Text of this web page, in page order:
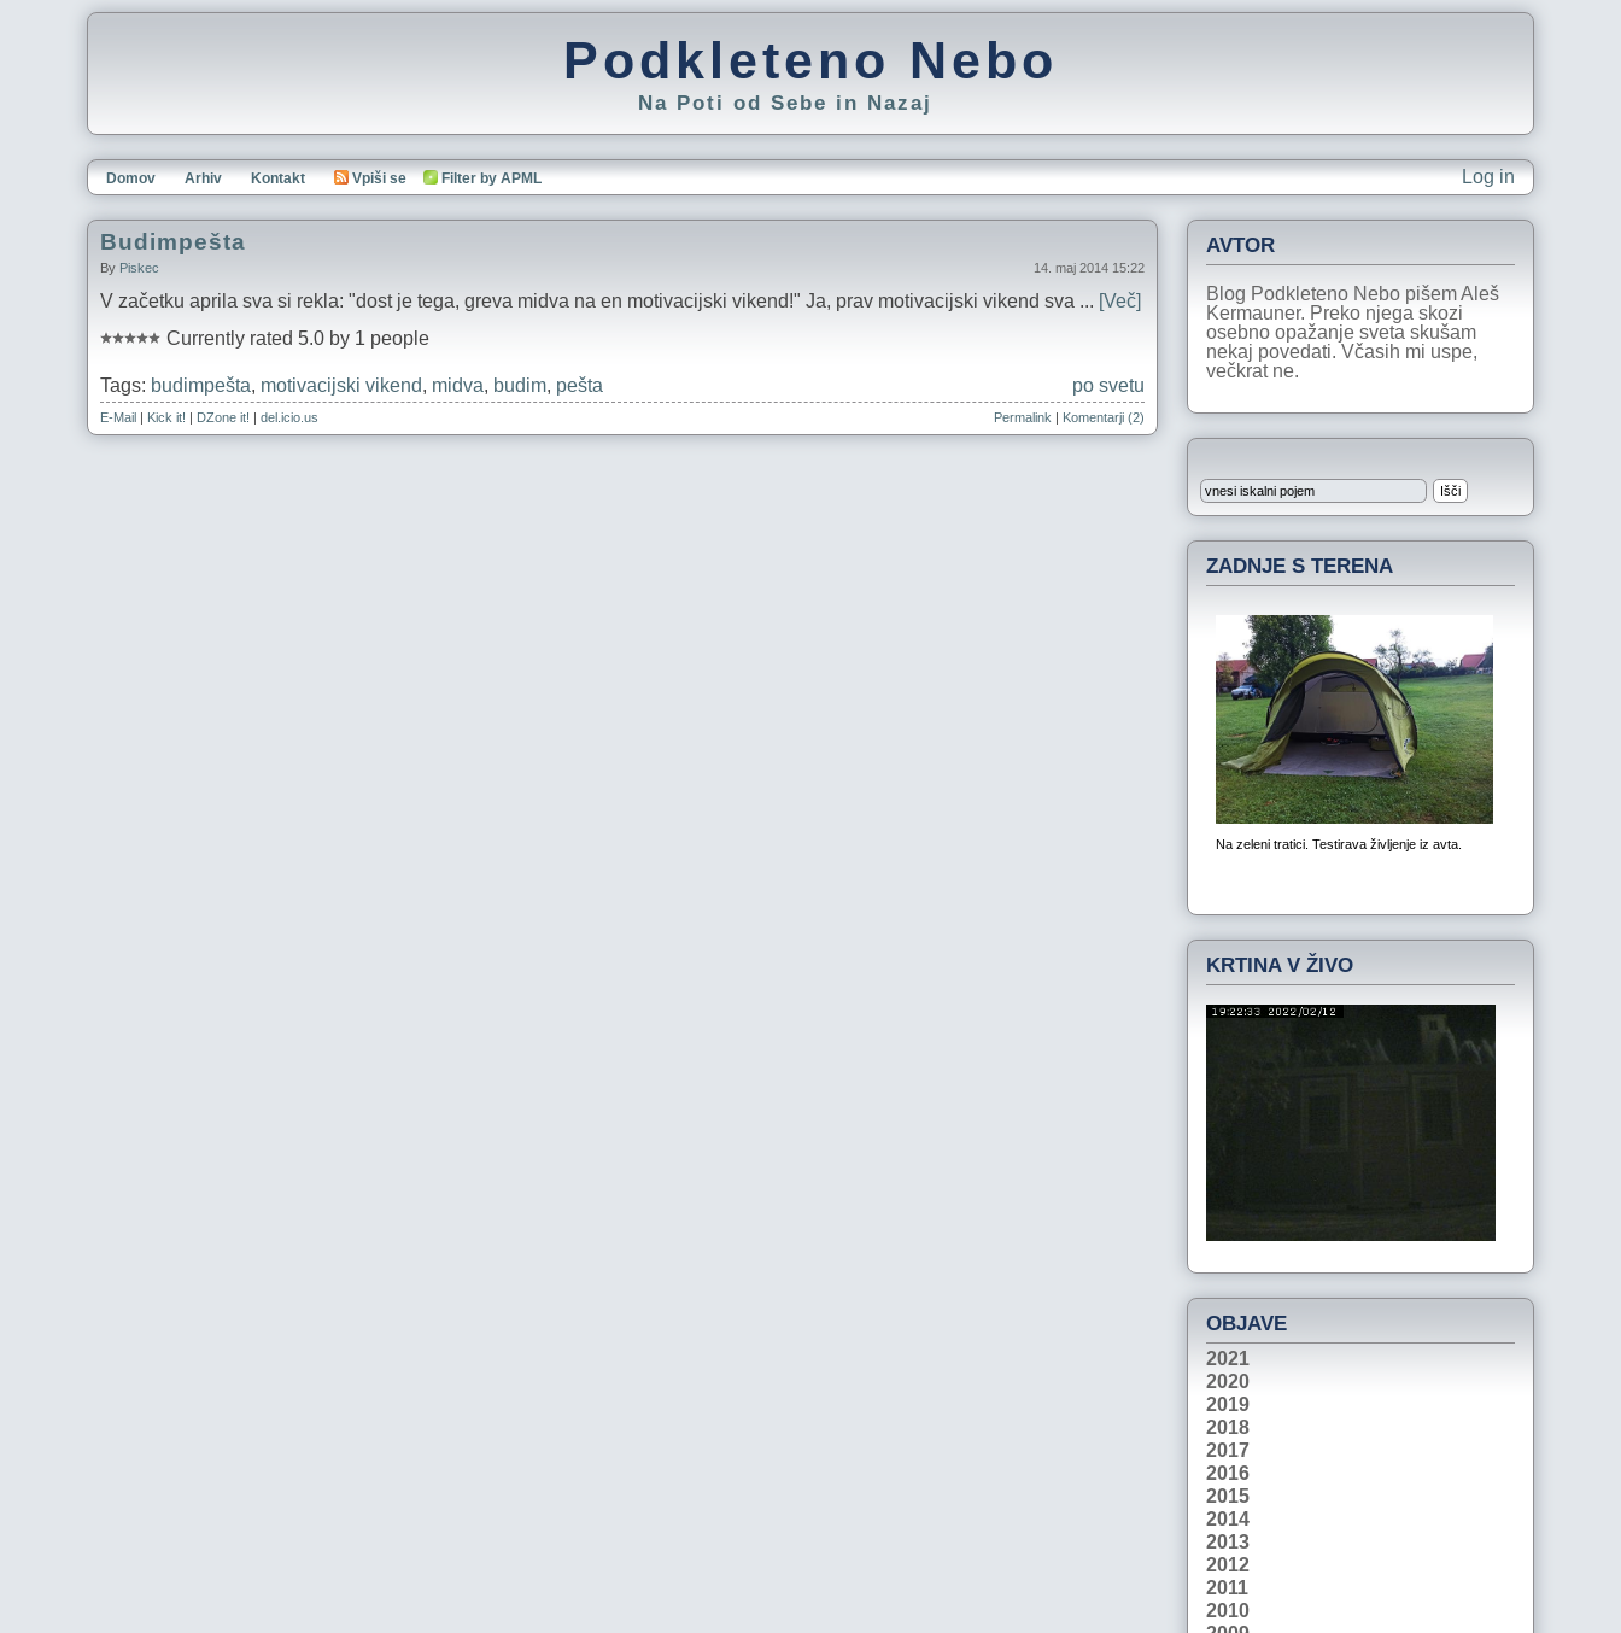
Podkleteno Nebo
Na Poti od Sebe in Nazaj
Log in
Domov Arhiv Kontakt Vpiši se Filter by APML
Budimpešta
By Piskec 14. maj 2014 15:22
V začetku aprila sva si rekla: "dost je tega, greva midva na en motivacijski vikend!" Ja, prav motivacijski vikend sva ... [Več]
Currently rated 5.0 by 1 people
Tags: budimpešta, motivacijski vikend, midva, budim, pešta po svetu
E-Mail | Kick it! | DZone it! | del.icio.us Permalink | Komentarji (2)
AVTOR
Blog Podkleteno Nebo pišem Aleš
Kermauner. Preko njega skozi
osebno opažanje sveta skušam
nekaj povedati. Včasih mi uspe,
večkrat ne.
ZADNJE S TERENA
KRTINA V ŽIVO
OBJAVE
2021
2020
2019
2018
2017
2016
2015
2014
2013
2012
2011
2010